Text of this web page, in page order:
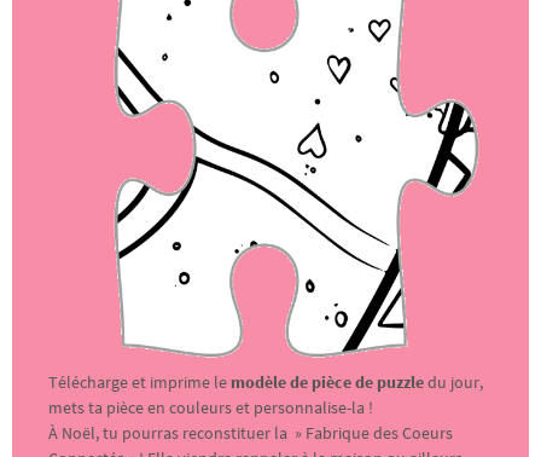
Télécharge et imprime le modèle de pièce de puzzledu jour,
mets ta pièce en couleurs et personnalise-la !
À Noël, tu pourras reconstituer la » Fabrique des Coeurs